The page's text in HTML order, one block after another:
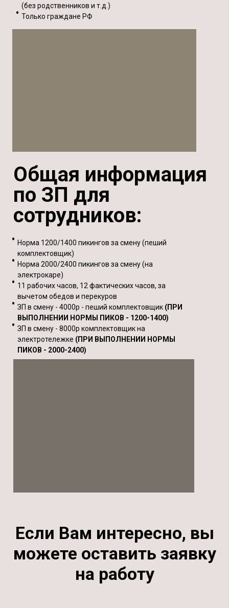
(без родственников и т.д.)
Только граждане РФ
Общая информация
по ЗП для
сотрудников:
Норма 1200/1400 пикингов за смену (пеший
комплектовщик)
Норма 2000/2400 пикингов за смену (на
электрокаре)
11 рабочих часов, 12 фактических часов, за
вычетом обедов и перекуров
ЗП в смену - 4000р - пеший комплектовщик (ПРИ
ВЫПОЛНЕНИИ НОРМЫ ПИКОВ - 1200-1400)
ЗП в смену - 8000р комплектовщик на
электротележке (ПРИ ВЫПОЛНЕНИИ НОРМЫ
ПИКОВ - 2000-2400)
Если Вам интересно, вы
можете оставить заявку
на работу